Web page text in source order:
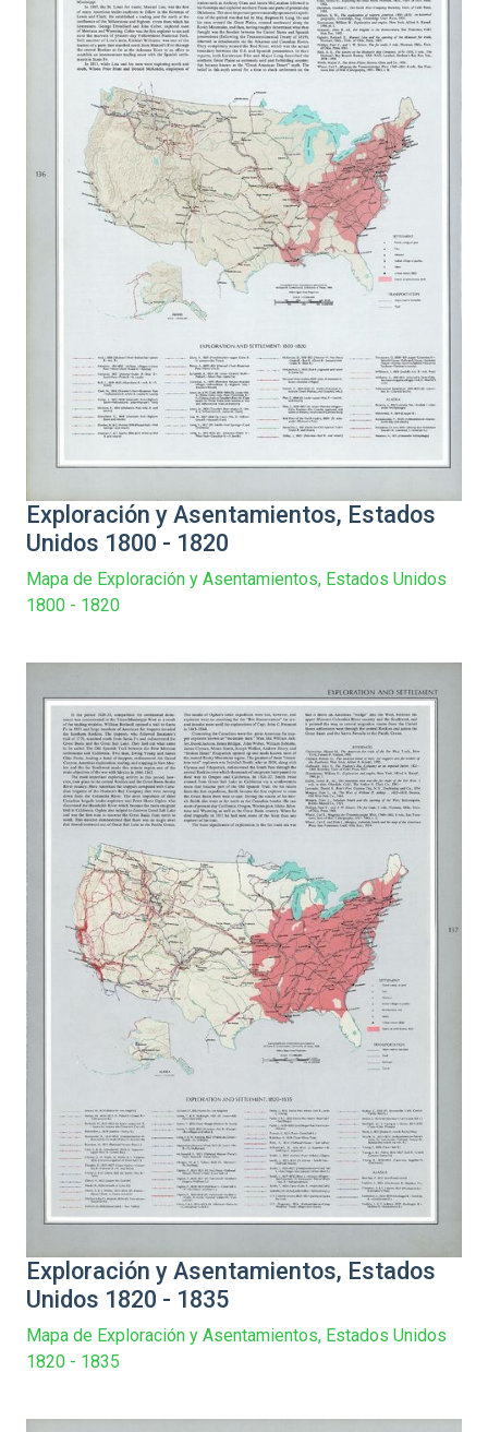
Exploración y Asentamientos, Estados
Unidos 1800 - 1820
Mapa de Exploración y Asentamientos, Estados Unidos
1800 - 1820
Exploración y Asentamientos, Estados
Unidos 1820 - 1835
Mapa de Exploración y Asentamientos, Estados Unidos
1820 - 1835